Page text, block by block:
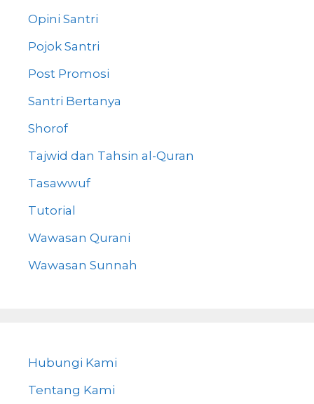
Opini Santri
Pojok Santri
Post Promosi
Santri Bertanya
Shorof
Tajwid dan Tahsin al-Quran
Tasawwuf
Tutorial
Wawasan Qurani
Wawasan Sunnah
Hubungi Kami
Tentang Kami